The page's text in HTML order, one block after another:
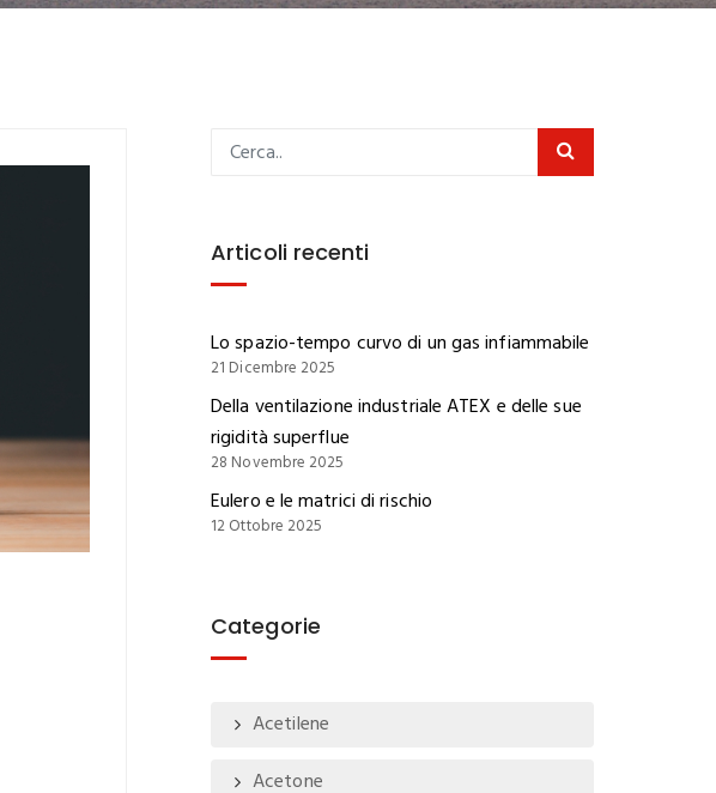
Articoli recenti
Lo spazio-tempo curvo di un gas infiammabile
21 Dicembre 2025
Della ventilazione industriale ATEX e delle sue
rigidità superflue
28 Novembre 2025
Eulero e le matrici di rischio
12 Ottobre 2025
Categorie
Acetilene
Acetone